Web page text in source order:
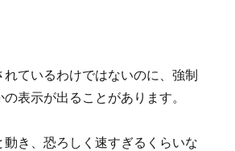
れているわけではないのに、強制
表示が出ることがあります。
き、恐ろしく速すぎるくらいな